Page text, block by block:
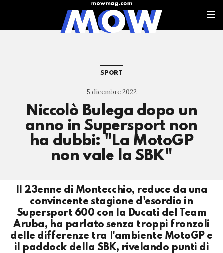
SPORT
5 dicembre 2022
Niccolò Bulega dopo un
anno in Supersport non
ha dubbi: "La MotoGP
non vale la SBK"
Il 23enne di Montecchio, reduce da una
convincente stagione d'esordio in
Supersport 600 con la Ducati del Team
Aruba, ha parlato senza troppi fronzoli
delle differenze tra l'ambiente MotoGP e
il paddock della SBK, rivelando punti di